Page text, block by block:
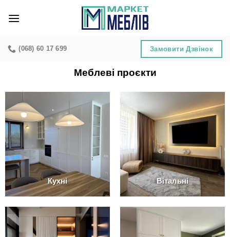
(068) 60 17 699 Замовити Дзвінок
Меблеві проєкти
Кухні Вітальні